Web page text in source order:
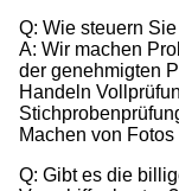
Q: Wie steuern
A: Wir machen
der genehmigten
Handeln
Machen von
Q: Gibt es die